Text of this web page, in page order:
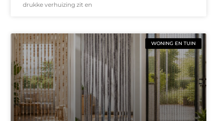
drukke verhuizing zit en
WONING EN TUIN